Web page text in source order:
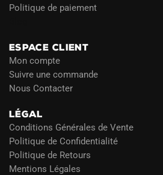
Politique de paiement
ESPACE CLIENT
Mon compte
Suivre une commande
Nous Contacter
LÉGAL
Conditions Générales de Vente
Politique de Confidentialité
Politique de Retours
Mentions Légales